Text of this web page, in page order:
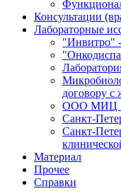
Консультации
Лабораторные
"Инвитро"
договору с
ООО МИЦ
Санкт-
Санкт-
Материал
Прочее
Справки